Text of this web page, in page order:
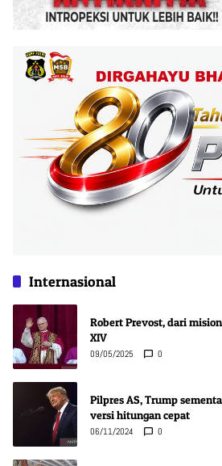
Internasional
Robert Prevost, dari
XIV
09/05/2025 0
Pilpres AS, Trump
versi hitungan cepat
06/11/2024 0